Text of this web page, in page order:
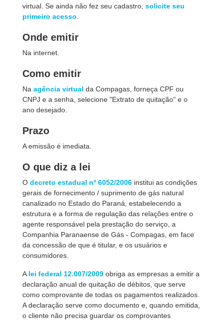
virtual. Se ainda não fez seu cadastro, solicite seu
primeiro acesso
Onde emitir
Na internet.
Como emitir
Na agência virtual da Compagas, forneça CPF ou
CNPJ e a senha, selecione "Extrato de quitação" e o
ano desejado.
Prazo
A emissão é imediata.
O que diz a lei
O decreto estadual nº 6052/2006 institui as condições
gerais de fornecimento / suprimento de gás natural
canalizado no Estado do Paraná, estabelecendo a
estrutura e a forma de regulação das relações entre o
agente responsável pela prestação do serviço, a
Companhia Paranaense de Gás - Compagas, em face
da concessão de que é titular, e os usuários e
consumidores.
A lei federal 12.007/2009 obriga as empresas a emitir a
declaração anual de quitação de débitos, que serve
como comprovante de todas os pagamentos realizados.
A declaração serve como documento e, quando emitida,
o cliente não precisa guardar os comprovantes